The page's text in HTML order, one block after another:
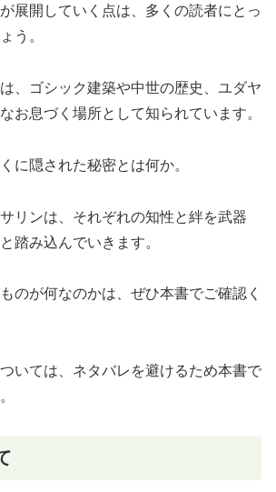
展開していく点は、多くの読者にとっ
う。
、ゴシック建築や中世の歴史、ユダヤ
お息づく場所として知られています。
に隠された秘密とは何か。
リンは、それぞれの知性と絆を武器
踏み込んでいきます。
のが何なのかは、ぜひ本書でご確認く
いては、ネタバレを避けるため本書で